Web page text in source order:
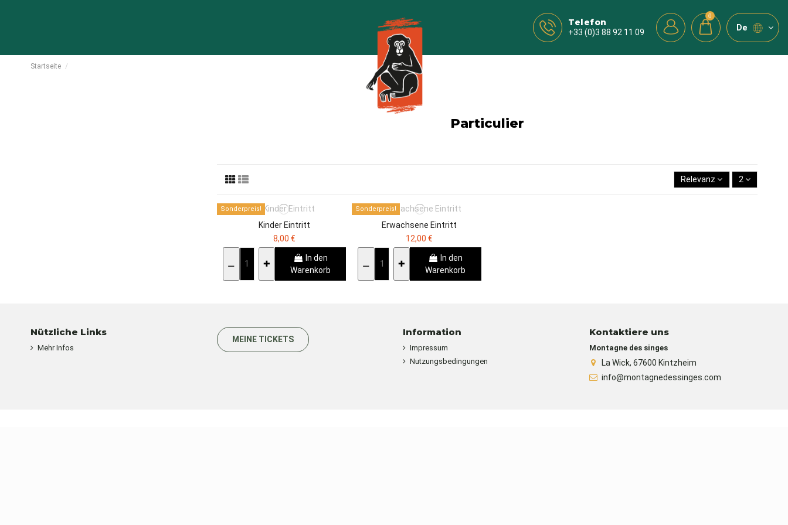
Telefon
+33 (0)3 88 92 11 09
0
de
Startseite
Particulier
Relevanz 2
Sonderpreis!
Kinder Eintritt
8,00 €
In den
Warenkorb
Sonderpreis!
Erwachsene Eintritt
12,00 €
In den
Warenkorb
Information
Impressum
Nutzungsbedingungen
Kontaktiere uns
Montagne des singes
La Wick, 67600 Kintzheim
info@montagnedessinges.com
MEINE TICKETS
Nützliche Links
Mehr Infos